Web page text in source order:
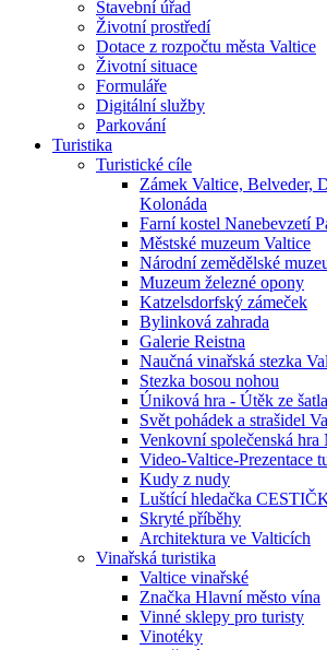
Stavební úřad
Životní prostředí
Dotace z rozpočtu města Valtice
Životní situace
Formuláře
Digitální služby
Parkování
Turistika
Turistické cíle
Zámek Valtice, Belveder,
Kolonáda
Farní kostel Nanebevzetí
Městské muzeum Valtice
Národní zemědělské
Muzeum železné opony
Katzelsdorfský zámeček
Bylinková zahrada
Galerie Reistna
Naučná vinařská stezka
Stezka bosou nohou
Úniková hra - Útěk ze
Svět pohádek a strašidel
Venkovní společenská hra
Video-Valtice-Prezentace
Kudy z nudy
Luštící hledačka
Skryté příběhy
Architektura ve Valticích
Vinařská turistika
Valtice vinařské
Značka Hlavní město vína
Vinné sklepy pro turisty
Vinotéky